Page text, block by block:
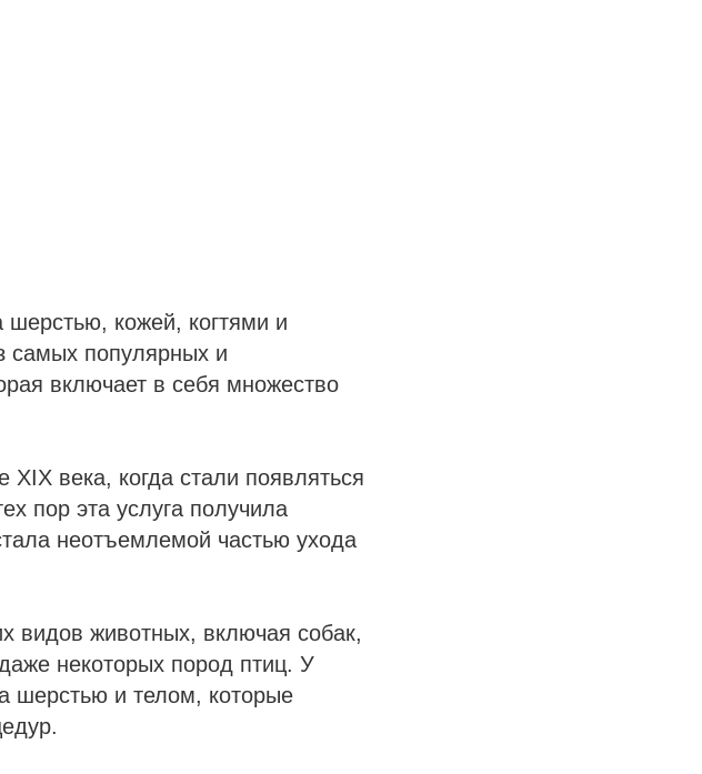
шерстью, кожей, когтями и
самых популярных и
включает в себя множество
века, когда стали появляться
пор эта услуга получила
неотъемлемой частью ухода
видов животных, включая собак,
некоторых пород птиц. У
шерстью и телом, которые